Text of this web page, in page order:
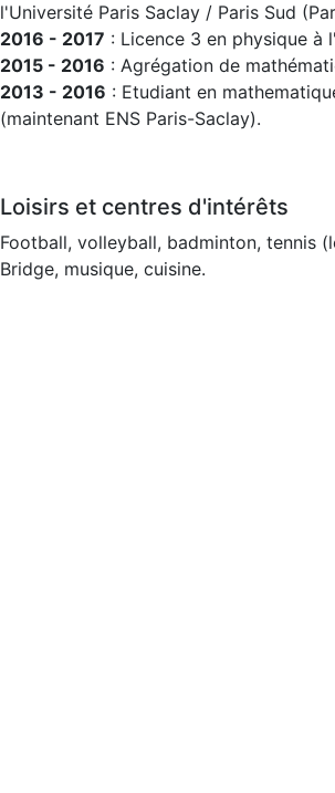
l'Université Paris Saclay / Paris Sud
2016 - 2017 : Licence 3 en physique à
2015 - 2016 : Agrégation de
2013 - 2016 : Etudiant en
(maintenant ENS Paris-Saclay).
Loisirs et centres d'intérêts
Football, volleyball, badminton, tennis
Bridge, musique, cuisine.